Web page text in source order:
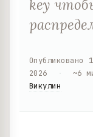
key
Опубликовано
2026
~6
Викулин